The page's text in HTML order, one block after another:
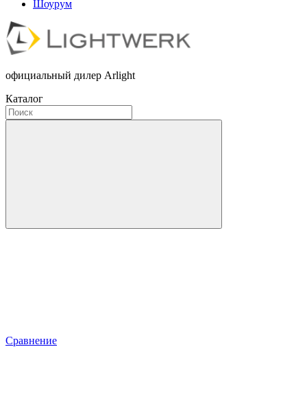
Шоурум
официальный дилер Arlight
Каталог
Сравнение